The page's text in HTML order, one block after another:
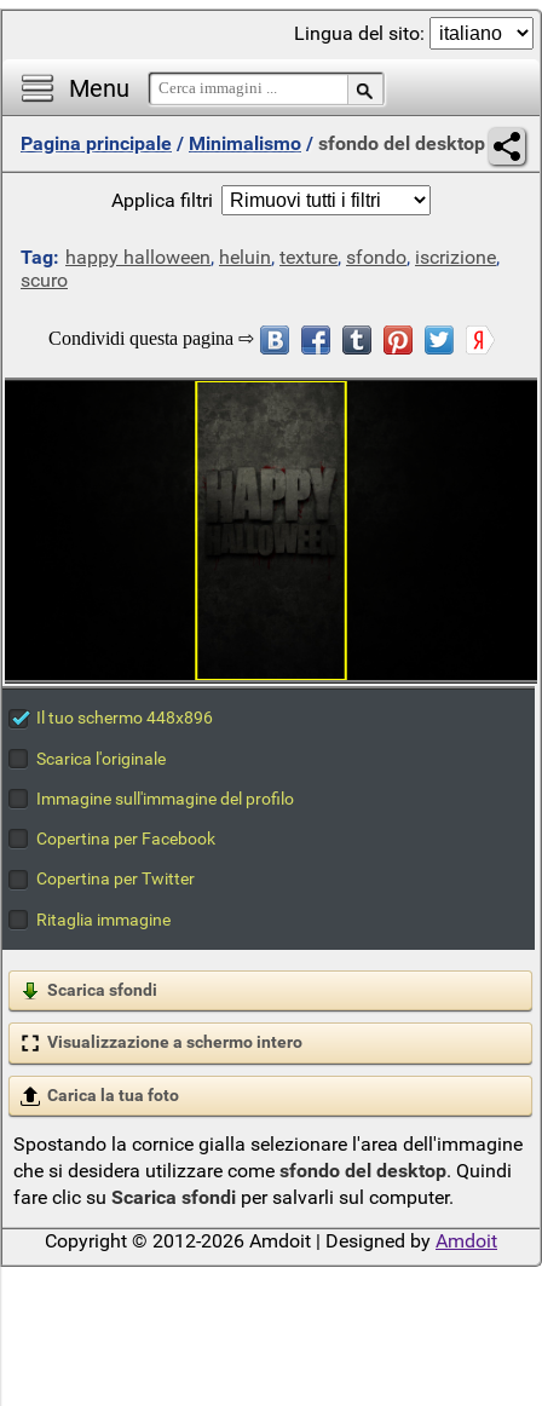
Menu
Lingua del sito:
Pagina principale / Minimalismo / sfondo del desktop
Applica filtri
Tag: happy halloween, heluin, texture, sfondo, iscrizione,
scuro
Il tuo schermo 448x896
Scarica l'originale
Immagine sull'immagine del profilo
Copertina per Facebook
Copertina per Twitter
Ritaglia immagine
Scarica sfondi
Visualizzazione a schermo intero
Carica la tua foto
Spostando la cornice gialla selezionare l'area dell'immagine
che si desidera utilizzare come sfondo del desktop. Quindi
fare clic su Scarica sfondiper salvarli sul computer.
Copyright © 2012-2026 Amdoit | Designed by Amdoit